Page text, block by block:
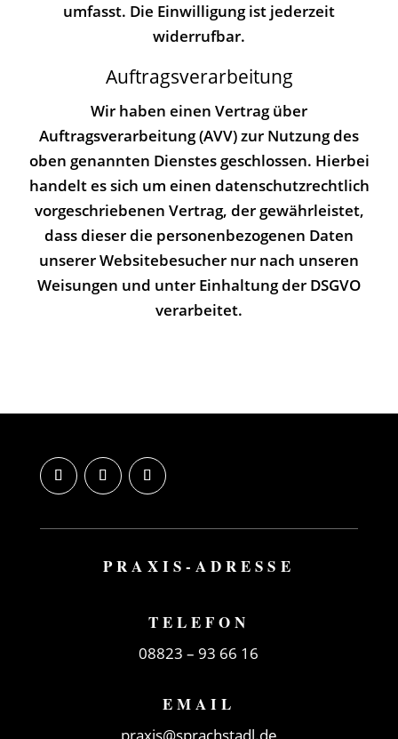
umfasst. Die Einwilligung ist jederzeit
widerrufbar.
Auftragsverarbeitung
Wir haben einen Vertrag über
Auftragsverarbeitung (AVV) zur Nutzung des
oben genannten Dienstes geschlossen. Hierbei
handelt es sich um einen datenschutzrechtlich
vorgeschriebenen Vertrag, der gewährleistet,
dass dieser die personenbezogenen Daten
unserer Websitebesucher nur nach unseren
Weisungen und unter Einhaltung der DSGVO
verarbeitet.
PRAXIS-ADRESSE
TELEFON
08823 –93 66 16
EMAIL